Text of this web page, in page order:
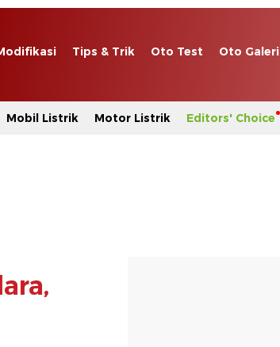
Tips & Trik Oto Test Oto Galeri
Mobil Listrik Motor Listrik Editors' Choice